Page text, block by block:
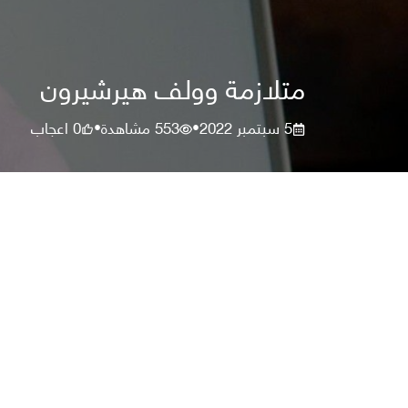
متلازمة وولف هيرشيرون
5 سبتمبر 2022 •
553مشاهدة•
0اعجاب